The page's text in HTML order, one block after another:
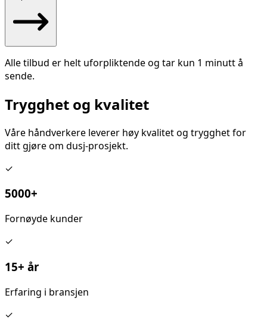
Alle tilbud er helt uforpliktende og tar kun 1 minutt å
sende.
Trygghet og kvalitet
Våre håndverkere leverer høy kvalitet og trygghet for
dittgjøre om dusj-prosjekt.
✓
5000+
Fornøyde kunder
✓
15+ år
Erfaring i bransjen
✓